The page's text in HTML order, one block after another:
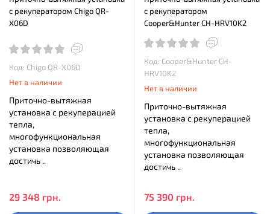
с рекуператором Chigo QR-
X06D
Код: Chigo QR-X06D
Нет в наличии
Приточно-вытяжная
установка с рекуперацией
тепла,
многофункциональная
установка позволяющая
достичь ..
29 348 грн.
с рекуператором
Cooper&Hunter CH-HRV10K2
Код: Cooper&Hunter CH-
HRV10K2
Нет в наличии
Приточно-вытяжная
установка с рекуперацией
тепла,
многофункциональная
установка позволяющая
достичь ..
75 390 грн.